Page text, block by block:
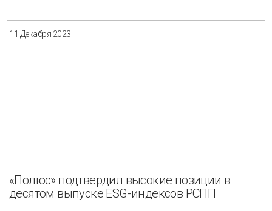
11 Декабря 2023
«Полюс» подтвердил высокие позиции в
десятом выпуске ESG-индексов РСПП